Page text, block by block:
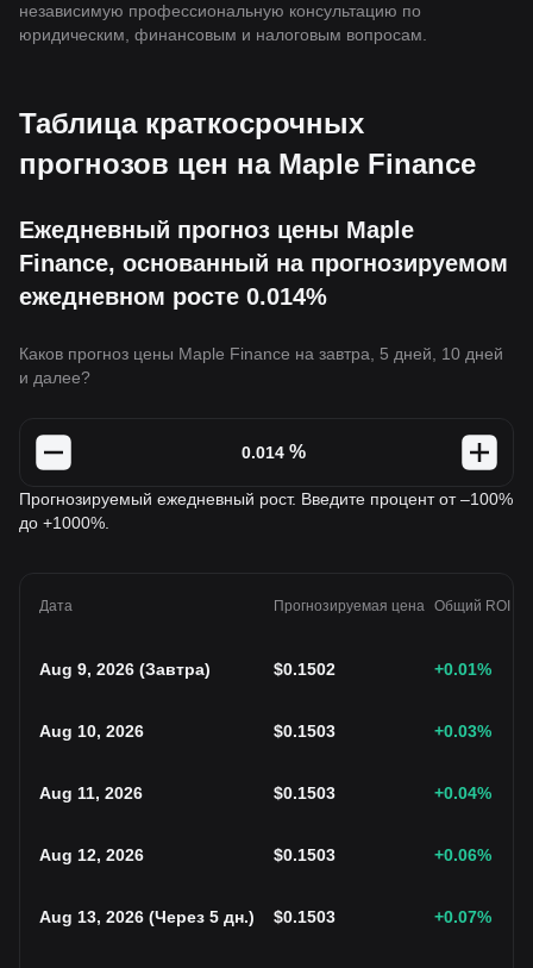
независимую профессиональную консультацию по
юридическим, финансовым и налоговым вопросам.
Таблица краткосрочных
прогнозов цен на Maple Finance
Ежедневный прогноз цены Maple
Finance, основанный на прогнозируемом
ежедневном росте 0.014%
Каков прогноз цены Maple Finance на завтра, 5 дней, 10 дней
и далее?
%
Прогнозируемый ежедневный рост. Введите процент от –100%
до +1000%.
Дата Прогнозируемая цена Общий ROI
Aug 9, 2026 (Завтра) $0.1502 +0.01%
Aug 10, 2026 $0.1503 +0.03%
Aug 11, 2026 $0.1503 +0.04%
Aug 12, 2026 $0.1503 +0.06%
Aug 13, 2026 (Через 5 дн.) $0.1503 +0.07%